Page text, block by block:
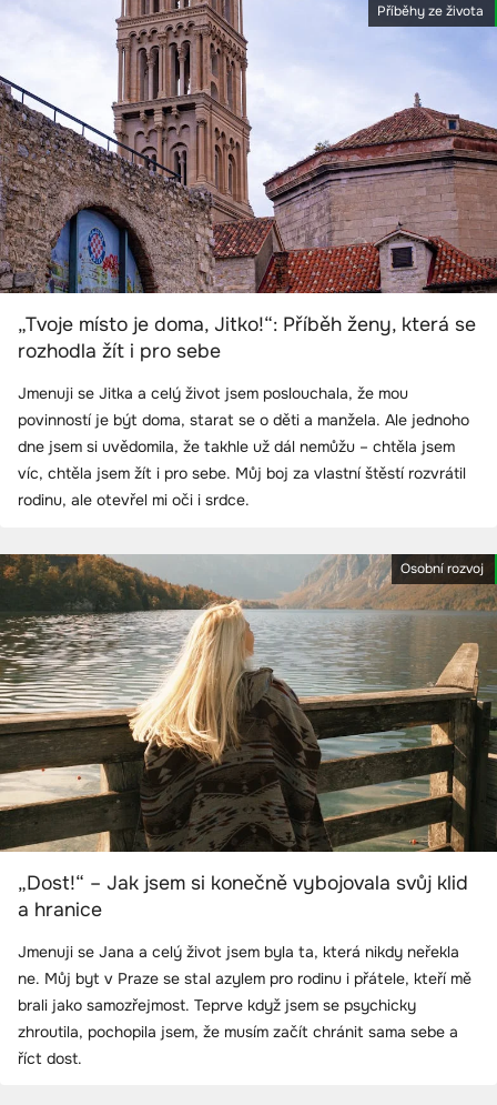
Příběhy ze života
„Tvoje místo je doma, Jitko!“: Příběh ženy, která se
rozhodla žít i pro sebe
Jmenuji se Jitka a celý život jsem poslouchala, že mou
povinností je být doma, starat se o děti a manžela. Ale jednoho
dne jsem si uvědomila, že takhle už dál nemůžu – chtěla jsem
víc, chtěla jsem žít i pro sebe. Můj boj za vlastní štěstí rozvrátil
rodinu, ale otevřel mi oči i srdce.
Osobní rozvoj
„Dost!“ – Jak jsem si konečně vybojovala svůj klid
a hranice
Jmenuji se Jana a celý život jsem byla ta, která nikdy neřekla
ne. Můj byt v Praze se stal azylem pro rodinu i přátele, kteří mě
brali jako samozřejmost. Teprve když jsem se psychicky
zhroutila, pochopila jsem, že musím začít chránit sama sebe a
říct dost.